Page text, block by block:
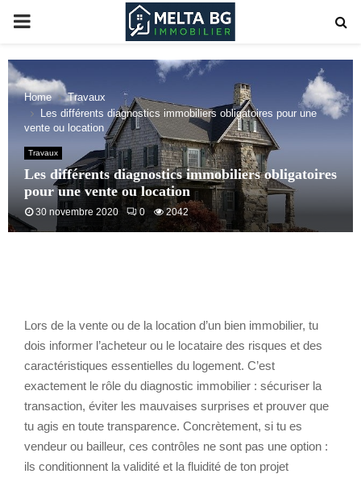
PRIMARY
MENU
Home
Travaux
Les différents diagnostics immobiliers obligatoires pour une
vente ou location
Travaux
Les différents diagnostics immobiliers obligatoires
pour une vente ou location
30 novembre 2020 0 2042
Lors de la vente ou de la location d’un bien immobilier, tu
dois informer l’acheteur ou le locataire des risques et des
caractéristiques essentielles du logement. C’est
exactement le rôle du diagnostic immobilier : sécuriser la
transaction, éviter les mauvaises surprises et prouver que
tu agis en toute transparence. Concrètement, si tu es
vendeur ou bailleur, ces contrôles ne sont pas une option :
ils conditionnent la validité et la fluidité de ton projet